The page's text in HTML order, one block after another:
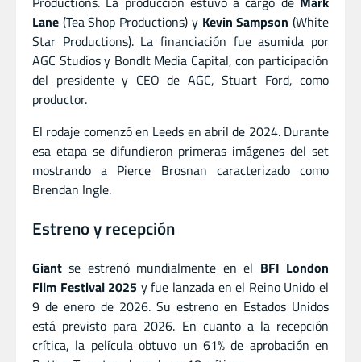
Lane (Tea Shop Productions) y Kevin Sampson (White
Star Productions). La financiación fue asumida por
AGC Studios y BondIt Media Capital, con participación
del presidente y CEO de AGC, Stuart Ford, como
productor.
El rodaje comenzó en Leeds en abril de 2024. Durante
esa etapa se difundieron primeras imágenes del set
mostrando a Pierce Brosnan caracterizado como
Brendan Ingle.
Estreno y recepción
Giant se estrenó mundialmente en el BFI London
Film Festival 2025 y fue lanzada en el Reino Unido el
9 de enero de 2026. Su estreno en Estados Unidos
está previsto para 2026. En cuanto a la recepción
crítica, la película obtuvo un 61% de aprobación en